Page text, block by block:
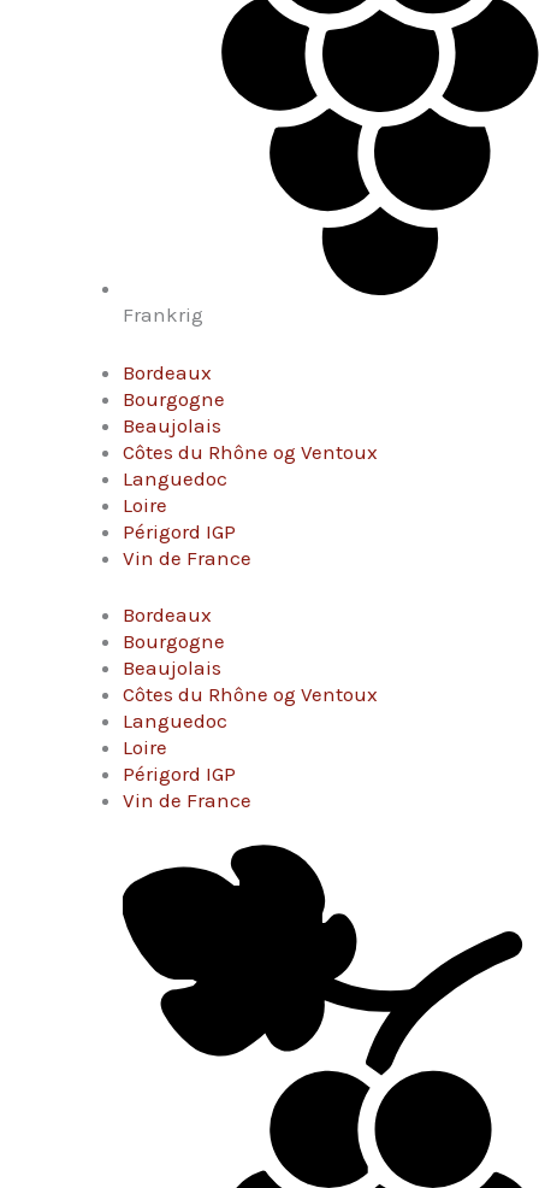
Frankrig
Bordeaux
Bourgogne
Beaujolais
Côtes du Rhône og Ventoux
Languedoc
Loire
Périgord IGP
Vin de France
Bordeaux
Bourgogne
Beaujolais
Côtes du Rhône og Ventoux
Languedoc
Loire
Périgord IGP
Vin de France